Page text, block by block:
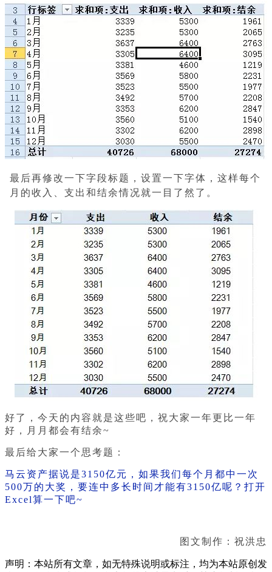
最后再修改一下字段标题，设置一下字体，这样每个
月的收入、支出和结余情况就一目了然了。
好了，今天的内容就是这些吧，祝大家一年更比一年
好，月月都会有结余~
最后给大家一个思考题：
马云资产据说是3150亿元，如果我们每个月都中一次
500万的大奖，要连中多长时间才能有3150亿呢？打开
Excel算一下吧~
图文制作：祝洪忠
声明：本站所有文章，如无特殊说明或标注，均为本站原创发